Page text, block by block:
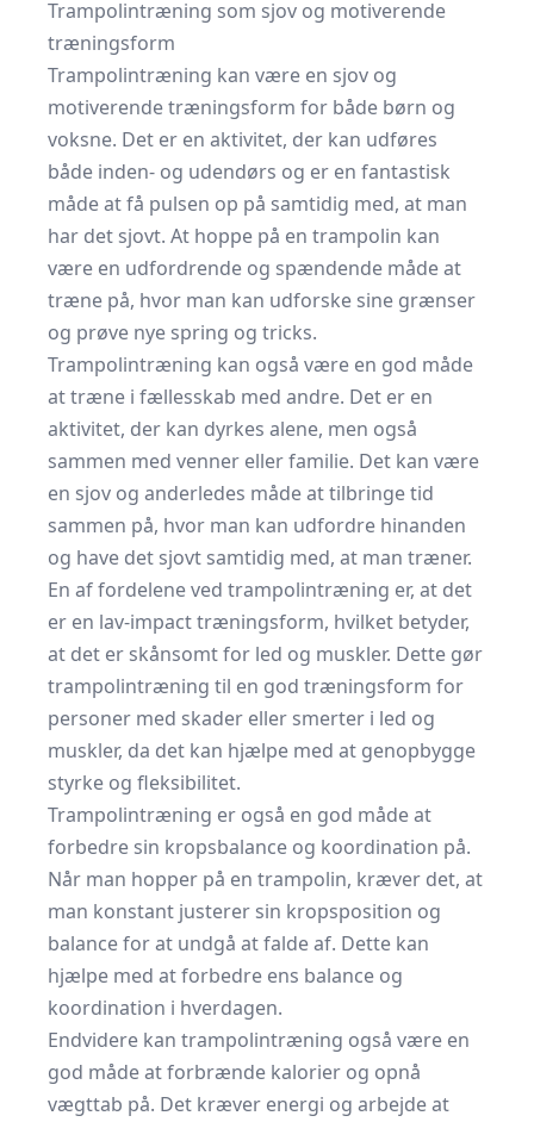
Trampolintræning som sjov og motiverende
træningsform
Trampolintræning kan være en sjov og
motiverende træningsform for både børn og
voksne. Det er en aktivitet, der kan udføres
både inden- og udendørs og er en fantastisk
måde at få pulsen op på samtidig med, at man
har det sjovt. At hoppe på en trampolin kan
være en udfordrende og spændende måde at
træne på, hvor man kan udforske sine grænser
og prøve nye spring og tricks.
Trampolintræning kan også være en god måde
at træne i fællesskab med andre. Det er en
aktivitet, der kan dyrkes alene, men også
sammen med venner eller familie. Det kan være
en sjov og anderledes måde at tilbringe tid
sammen på, hvor man kan udfordre hinanden
og have det sjovt samtidig med, at man træner.
En af fordelene ved trampolintræning er, at det
er en lav-impact træningsform, hvilket betyder,
at det er skånsomt for led og muskler. Dette gør
trampolintræning til en god træningsform for
personer med skader eller smerter i led og
muskler, da det kan hjælpe med at genopbygge
styrke og fleksibilitet.
Trampolintræning er også en god måde at
forbedre sin kropsbalance og koordination på.
Når man hopper på en trampolin, kræver det, at
man konstant justerer sin kropsposition og
balance for at undgå at falde af. Dette kan
hjælpe med at forbedre ens balance og
koordination i hverdagen.
Endvidere kan trampolintræning også være en
god måde at forbrænde kalorier og opnå
vægttab på. Det kræver energi og arbejde at